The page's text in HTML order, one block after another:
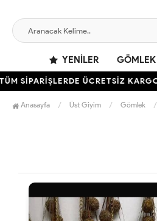
YENILER GÖMLEK
SİPARİŞLERDE ÜCRETSİZ KARGO-
Anasayfa Üst Giyim Gömlek